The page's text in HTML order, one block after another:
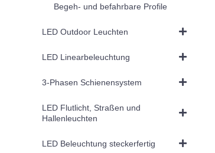
Begeh- und befahrbare Profile
LED Outdoor Leuchten
LED Linearbeleuchtung
3-Phasen Schienensystem
LED Flutlicht, Straßen und
Hallenleuchten
LED Beleuchtung steckerfertig